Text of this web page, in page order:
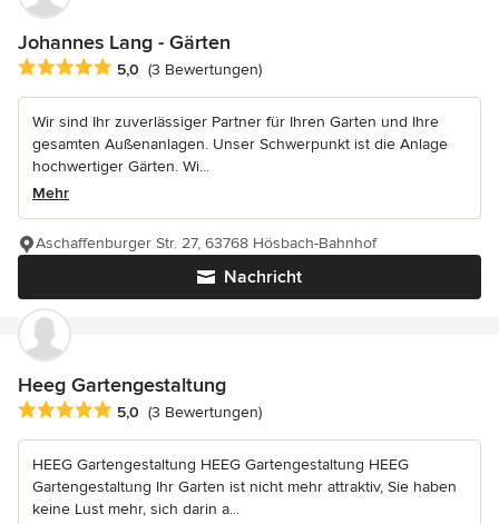
Johannes Lang - Gärten
Durchschnittliche Bewertung: 5 von 5 Sternen
5,0 (3 Bewertungen)
Wir sind Ihr zuverlässiger Partner für Ihren Garten und Ihre
gesamten Außenanlagen. Unser Schwerpunkt ist die Anlage
hochwertiger Gärten. Wi...
Mehr
Nachricht
Aschaffenburger Str. 27, 63768 Hösbach-Bahnhof
Heeg Gartengestaltung
Durchschnittliche Bewertung: 5 von 5 Sternen
5,0 (3 Bewertungen)
HEEG Gartengestaltung HEEG Gartengestaltung HEEG
Gartengestaltung Ihr Garten ist nicht mehr attraktiv, Sie haben
keine Lust mehr, sich darin a...